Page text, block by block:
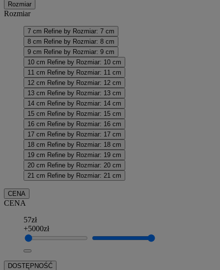
Rozmiar
Rozmiar
7 cm Refine by Rozmiar: 7 cm
8 cm Refine by Rozmiar: 8 cm
9 cm Refine by Rozmiar: 9 cm
10 cm Refine by Rozmiar: 10 cm
11 cm Refine by Rozmiar: 11 cm
12 cm Refine by Rozmiar: 12 cm
13 cm Refine by Rozmiar: 13 cm
14 cm Refine by Rozmiar: 14 cm
15 cm Refine by Rozmiar: 15 cm
16 cm Refine by Rozmiar: 16 cm
17 cm Refine by Rozmiar: 17 cm
18 cm Refine by Rozmiar: 18 cm
19 cm Refine by Rozmiar: 19 cm
20 cm Refine by Rozmiar: 20 cm
21 cm Refine by Rozmiar: 21 cm
CENA
CENA
57zł
+5000zł
DOSTĘPNOŚĆ